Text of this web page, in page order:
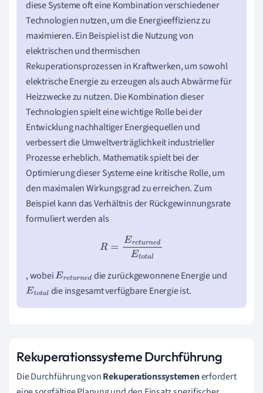
diese Systeme oft eine Kombination verschiedener
Technologien nutzen, um die Energieeffizienz zu
maximieren. Ein Beispiel ist die Nutzung von
elektrischen und thermischen
Rekuperationsprozessen in Kraftwerken, um sowohl
elektrische Energie zu erzeugen als auch Abwärme für
Heizzwecke zu nutzen. Die Kombination dieser
Technologien spielt eine wichtige Rolle bei der
Entwicklung nachhaltiger Energiequellen und
verbessert die Umweltverträglichkeit industrieller
Prozesse erheblich. Mathematik spielt bei der
Optimierung dieser Systeme eine kritische Rolle, um
den maximalen Wirkungsgrad zu erreichen. Zum
Beispiel kann das Verhältnis der Rückgewinnungsrate
formuliert werden als
=E re urnedEtota
, wobeiEreturne
d
die zurückgewonnene Energie und
Etotal die insgesamt verfügbare Energie ist.
Rekuperationssysteme Durchführung
Die Durchführung vonRekuperationssystemenerfordert